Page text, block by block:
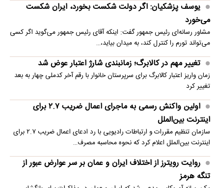
یوسف پزشکیان: اگر دولت شکست بخورد، ایران شکست
می‌خورد
مشاور رسانه‌ای رئیس جمهور گفت: اینکه آقای رئیس جمهور می‌گوید اگر کسی
می‌تواند تورم را کنترل کند، به میدان بیاید،…
تغییر مهم در کالابرگ؛ زمانبندی‌ شارژ اعتبار عوض شد
زمان واریز اعتبار کالابرگ برای سرپرستان خانوار با رقم آخر کدملی چهار به بعد
تغییر کرد
اولین واکنش رسمی به ماجرای اعمال ضریب ۲.۷ برای
اینترنت بین‌الملل
سازمان تنظیم مقررات و ارتباطات رادیویی با رد ادعای اعمال ضریب ۲.۷ برای
اینترنت بین‌الملل اعلام کرد که نحوه محاسبه مصرف…
روایت رویترز از اختلاف ایران و عمان بر سر عوارض عبور از
تنگه هرمز